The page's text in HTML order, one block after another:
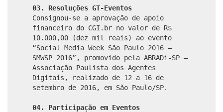
03. Resoluções GT-Eventos
Consignou-se a aprovação de apoio
financeiro do CGI.br no valor de R$
10.000,00 (dez mil reais) ao evento
“Social Media Week São Paulo 2016 –
SMWSP 2016”, promovido pela ABRADi-SP –
Associação Paulista dos Agentes
Digitais, realizado de 12 a 16 de
setembro de 2016, em São Paulo/SP.
04. Participação em Eventos